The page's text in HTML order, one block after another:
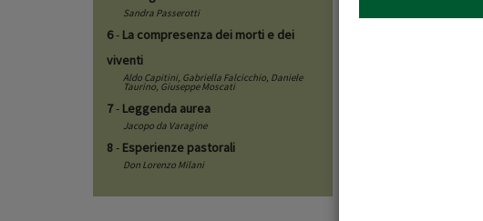
Sandra Passerotti
6- La compresenza dei morti e dei
viventi
Aldo Capitini, Gabriella Falcicchio, Daniele
Taurino, Giuseppe Moscati
7- Leggenda aurea
Jacopo da Varagine
8- Esperienze pastorali
Don Lorenzo Milani